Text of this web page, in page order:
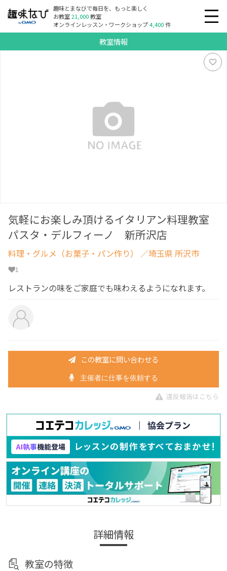
趣味とまなびで毎日を、もっと楽しく
お教室21,000教室
オンラインレッスン・ワークショップ4,400件
教室情報
気軽にお楽しみ頂けるイタリアン料理教室
パスタ・デルフィーノ 新所沢店
料理・グルメ（お菓子・パン作り） ／埼玉県 所沢市
1
レストランの味をご家庭でも味わえるようになれます。
この教室に問い合わせる
主催者に仕事を依頼する
違反報告はこちら
詳細情報
教室の特徴